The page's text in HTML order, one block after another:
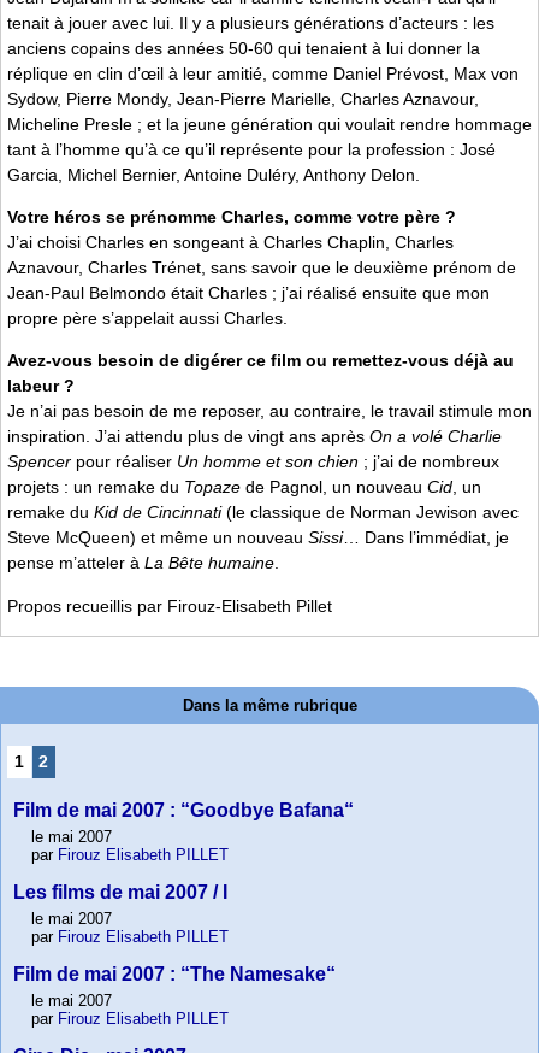
tenait à jouer avec lui. Il y a plusieurs générations d’acteurs : les
anciens copains des années 50-60 qui tenaient à lui donner la
réplique en clin d’œil à leur amitié, comme Daniel Prévost, Max von
Sydow, Pierre Mondy, Jean-Pierre Marielle, Charles Aznavour,
Micheline Presle ; et la jeune génération qui voulait rendre hommage
tant à l’homme qu’à ce qu’il représente pour la profession : José
Garcia, Michel Bernier, Antoine Duléry, Anthony Delon.
Votre héros se prénomme Charles, comme votre père ?
J’ai choisi Charles en songeant à Charles Chaplin, Charles
Aznavour, Charles Trénet, sans savoir que le deuxième prénom de
Jean-Paul Belmondo était Charles ; j’ai réalisé ensuite que mon
propre père s’appelait aussi Charles.
Avez-vous besoin de digérer ce film ou remettez-vous déjà au
labeur ?
Je n’ai pas besoin de me reposer, au contraire, le travail stimule mon
inspiration. J’ai attendu plus de vingt ans après On a volé Charlie
Spencer pour réaliser Un homme et son chien ; j’ai de nombreux
projets : un remake du Topaze de Pagnol, un nouveau Cid, un
remake du Kid de Cincinnati(le classique de Norman Jewison avec
Steve McQueen) et même un nouveau Sissi… Dans l’immédiat, je
pense m’atteler à La Bête humaine.
Propos recueillis par Firouz-Elisabeth Pillet
Dans la même rubrique
1 2
Film de mai 2007 : “Goodbye Bafana“
le mai 2007
par Firouz Elisabeth PILLET
Les films de mai 2007 / I
le mai 2007
par Firouz Elisabeth PILLET
Film de mai 2007 : “The Namesake“
le mai 2007
par Firouz Elisabeth PILLET